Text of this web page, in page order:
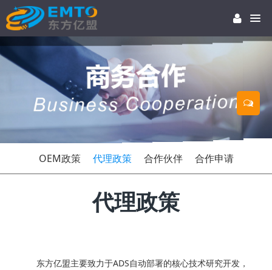
OEM政策 代理政策 合作伙伴 合作申请
代理政策
东方亿盟主要致力于ADS自动部署的核心技术研究开发，